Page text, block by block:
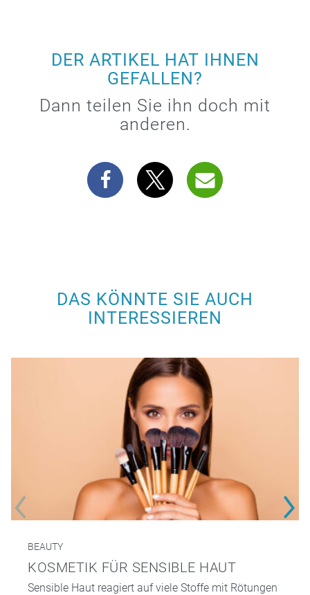
DER ARTIKEL HAT IHNEN
GEFALLEN?
Dann teilen Sie ihn doch mit
anderen.
DAS KÖNNTE SIE AUCH
INTERESSIEREN
BEAUTY
KOSMETIK FÜR SENSIBLE HAUT
Sensible Haut reagiert auf viele Stoffe mit Rötungen